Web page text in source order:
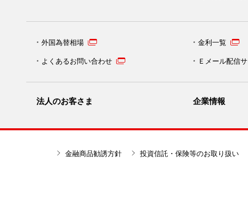
外国為替相場 金利一覧
よくあるお問い合わせ Ｅメール配信
法人のお客さま 企業情報
金融商品勧誘方針 投資信託・保険等のお取り扱い